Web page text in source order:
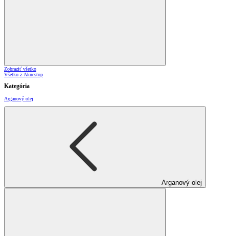
Zobraziť všetko
Všetko z Aknestop
Kategória
Arganový olej
Arganový olej